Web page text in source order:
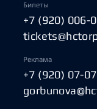
Билеты
+7 (920) 006-
Реклама
+7 (920) 07-